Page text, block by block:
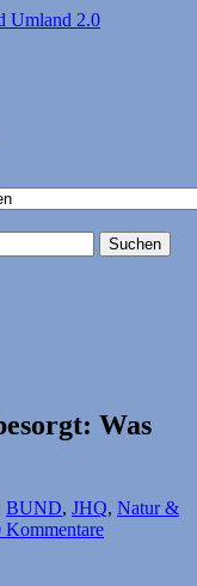
Was
BUND, JHQ, Natur &
Kommentare